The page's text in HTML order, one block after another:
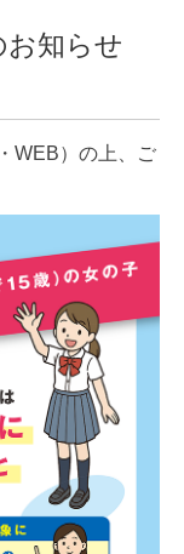
お知らせ
WEB）の上、ご